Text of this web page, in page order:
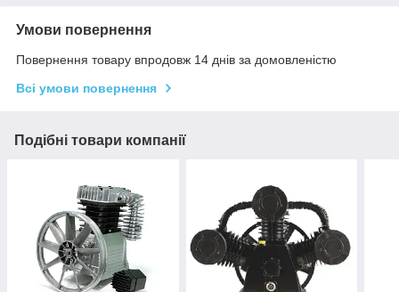
Умови повернення
Повернення товару впродовж 14 днів за домовленістю
Всі умови повернення
Подібні товари компанії